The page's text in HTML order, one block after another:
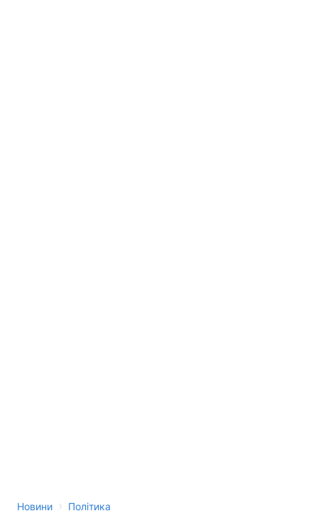
Новини › Політика